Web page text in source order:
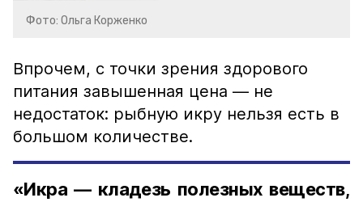
Фото: Ольга Корженко
Впрочем, с точки зрения здорового
питания завышенная цена — не
недостаток: рыбную икру нельзя есть в
большом количестве.
«Икра — кладезь полезных веществ,